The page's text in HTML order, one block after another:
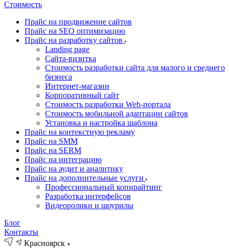
Стоимость
Прайс на продвижение сайтов
Прайс на SEO оптимизацию
Прайс на разработку сайтов
Landing page
Cайта-визитка
Стоимость разработки сайта для малого и среднего
бизнеса
Интернет-магазин
Корпоративный сайт
Стоимость разработки Web-портала
Стоимость мобильной адаптации сайтов
Установка и настройка шаблона
Прайс на контекстную рекламу
Прайс на SMM
Прайс на SERM
Прайс на интеграцию
Прайс на аудит и аналитику
Прайс на дополнительные услуги
Профессиональный копирайтинг
Разработка интерфейсов
Видеоролики и шоурилы
Блог
Контакты
Красноярск